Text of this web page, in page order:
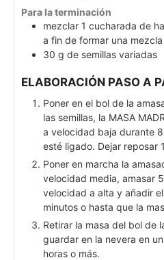
Para la terminación
mezclar 1 cucharada de
a fin de formar una
30 g de semillas variadas
ELABORACIÓN PASO A
Poner en el bol de la
las semillas, la MASA
a velocidad baja durante
esté ligado. Dejar reposar
Poner en marcha la
velocidad media, amasar
velocidad a alta y añadir
minutos o hasta que la
Retirar la masa del bol de
guardar en la nevera en
horas o más.